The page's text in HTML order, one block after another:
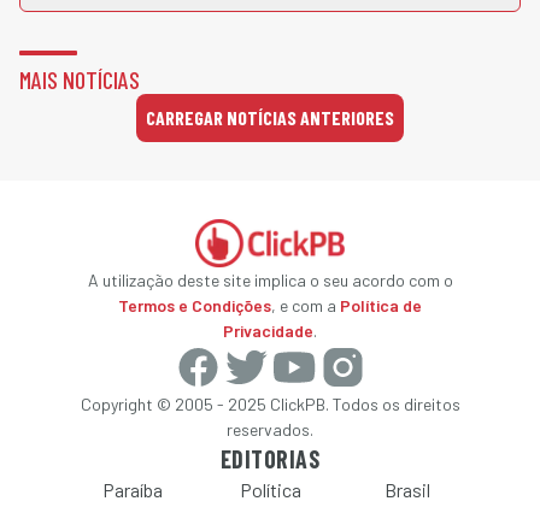
MAIS NOTÍCIAS
CARREGAR NOTÍCIAS ANTERIORES
A utilização deste site implica o seu acordo com o
Termos e Condições, e com a Política de
Privacidade.
Copyright © 2005 - 2025 ClickPB. Todos os direitos
reservados.
EDITORIAS
Paraíba Política Brasil